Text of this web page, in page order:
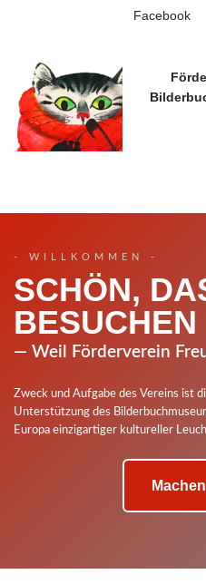
Inhalt
springen
Facebook
- WILLKOMMEN -
SCHÖN,
BESUCHEN
— Weil Förderverein
Zweck und Aufgabe des Vereins ist
Unterstützung des
Europa einzigartiger kultureller